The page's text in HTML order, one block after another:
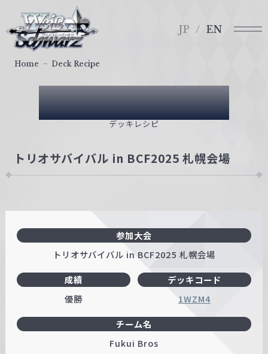
ァ
イ
W
i
JP EN
Deck Recipe
デッキレシピ
Home Deck Recipe
トリオサバイバル in BCF2025 札幌会場
参加大会
トリオサバイバル in BCF2025 札幌会場
成績
優勝
デッキコード
1WZM4
チーム名
Fukui Bros